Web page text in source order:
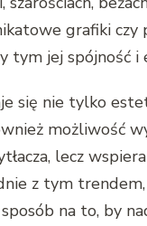
grafiki
tym jej spójność i
się nie tylko
możliwość
lecz
z tym
na to, by